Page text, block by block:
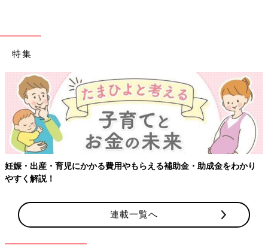
特集
妊娠・出産・育児にかかる費用やもらえる補助金・助成金をわかり
やすく解説！
連載一覧へ